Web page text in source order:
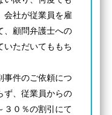
募集
会社が従業員を雇
、顧問弁護士への
いただいてももち
事件のご依頼につ
ず、従業員からの
３０％の割引にて